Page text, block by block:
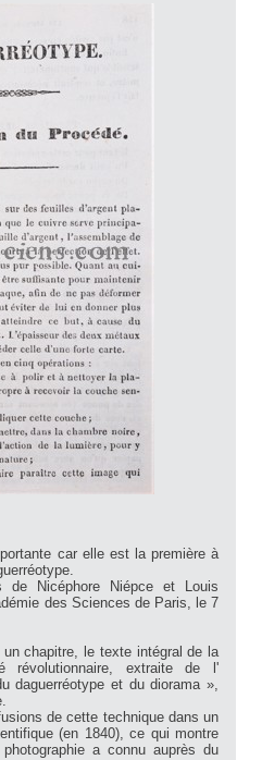
car elle est la première à
de Nicéphore Niépce et Louis
des Sciences de Paris, le 7
un chapitre, le texte intégral de la
révolutionnaire, extraite de l'
daguerréotype et du diorama »,
de cette technique dans un
(en 1840), ce qui montre
a connu auprès du